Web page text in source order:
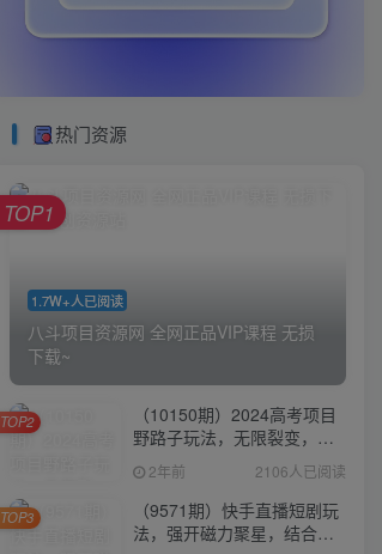
热门资源
1.7W+人已阅读
八斗项目资源网 全网正品VIP课程 无损
下载~
TOP1
（10150期）2024高考项目
野路子玩法，无限裂变，最
高一天1W＋！
2年前 2106人已阅读
TOP2
（9571期）快手直播短剧玩
法，强开磁力聚星，结合多
TOP3